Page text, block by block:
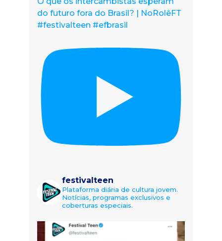
do futuro fora do Brasil? | NoRolêFT
#festivalteen #efbrasil
festivalteen
Plataforma diária de cultura jovem.
Notícias, programas exclusivos e
coberturas especiais.